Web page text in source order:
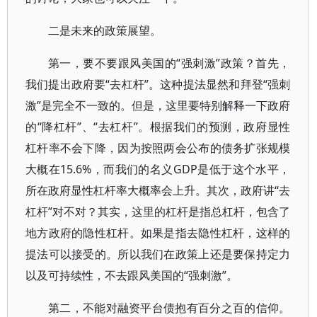
二是未来的政策展望。
第一，要不要跟风美国的“强刺激”政策？首先，
我们提出政府要“去杠杆”。这种提法显然和拜登“强刺
激”是完全不一致的。但是，这里要特别解释一下政府
的“降杠杆”、“去杠杆”。根据我们的预测，政府显性
杠杆率不会下降，因为按照两会公布的债务扩张规模
大概在15.6%，而我们的名义GDP是低于这个水平，
所在政府显性杠杆率大概率会上升。其次，政府讲“去
杠杆”对不对？其实，这里的杠杆是指总杠杆，包含了
地方政府的隐性杠杆。如果是指去隐性杠杆，这样的
提法可以接受的。所以我们在政策上还是要保持定力
以及可持续性，不去跟风美国的“强刺激”。
第二，不能对融资平台债抱有百分之百的信仰。